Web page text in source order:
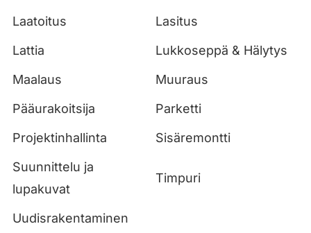
Laatoitus
Lasitus
Lattia
Lukkoseppä & Hälytys
Maalaus
Muuraus
Pääurakoitsija
Parketti
Projektinhallinta
Sisäremontti
Suunnittelu ja
lupakuvat
Timpuri
Uudisrakentaminen